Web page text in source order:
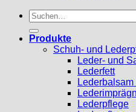
Suchen
nach:
Produkte
Schuh- und
Leder- und
Lederfett
Lederpflege